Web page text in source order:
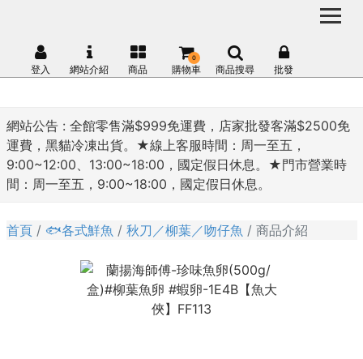
網站公告 : 全館零售滿$999免運費，店家批發客滿$2500免
運費，黑貓冷凍出貨。★線上客服時間：周一至五，
9:00~12:00、13:00~18:00，國定假日休息。★門市營業時
間：周一至五，9:00~18:00，國定假日休息。
登入 網站介紹 商品 購物車
0
商品搜尋 批發
首頁 🐟各式鮮魚 秋刀／柳葉／吻仔魚 商品介紹